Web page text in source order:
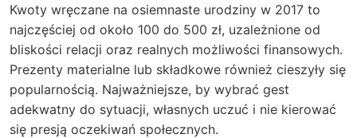
Kwoty wręczane na osiemnaste urodziny w 2017 to
najczęściej od około 100 do 500 zł, uzależnione od
bliskości relacji oraz realnych możliwości finansowych.
Prezenty materialne lub składkowe również cieszyły się
popularnością. Najważniejsze, by wybrać gest
adekwatny do sytuacji, własnych uczuć i nie kierować
się presją oczekiwań społecznych.